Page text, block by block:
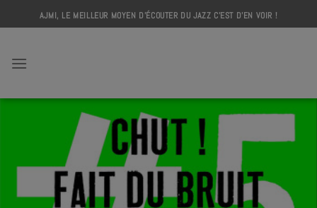
to
AJMI, LE MEILLEUR MOYEN D'ÉCOUTER DU JAZZ C'EST D'EN VOIR !